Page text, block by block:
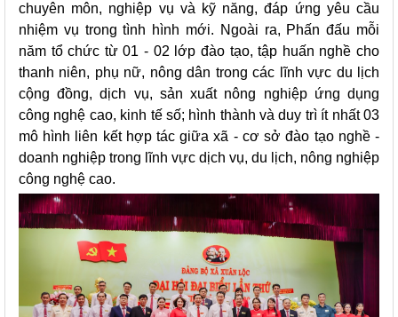
chuyên môn, nghiệp vụ và kỹ năng, đáp ứng yêu cầu
nhiệm vụ trong tình hình mới. Ngoài ra, Phấn đấu mỗi
năm tổ chức từ 01 - 02 lớp đào tạo, tập huấn nghề cho
thanh niên, phụ nữ, nông dân trong các lĩnh vực du lịch
cộng đồng, dịch vụ, sản xuất nông nghiệp ứng dụng
công nghệ cao, kinh tế số; hình thành và duy trì ít nhất 03
mô hình liên kết hợp tác giữa xã - cơ sở đào tạo nghề -
doanh nghiệp trong lĩnh vực dịch vụ, du lịch, nông nghiệp
công nghệ cao.